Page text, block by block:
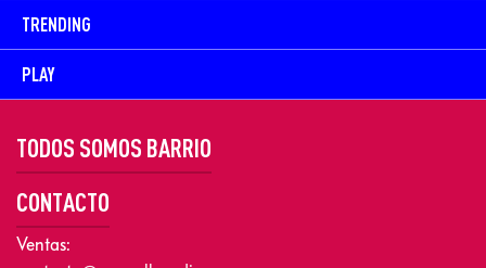
TRENDING
PLAY
TODOS SOMOS BARRIO
CONTACTO
Ventas: